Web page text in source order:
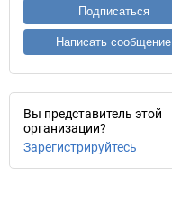
Подписаться
Написать сообщение
Вы представитель этой
организации?
Зарегистрируйтесь